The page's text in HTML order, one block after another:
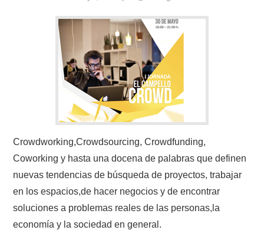
n
Crowdworking,Crowdsourcing, Crowdfunding,
Coworking y hasta una docena de palabras que definen
nuevas tendencias de búsqueda de proyectos, trabajar
en los espacios,de hacer negocios y de encontrar
soluciones a problemas reales de las personas,la
economía y la sociedad en general.